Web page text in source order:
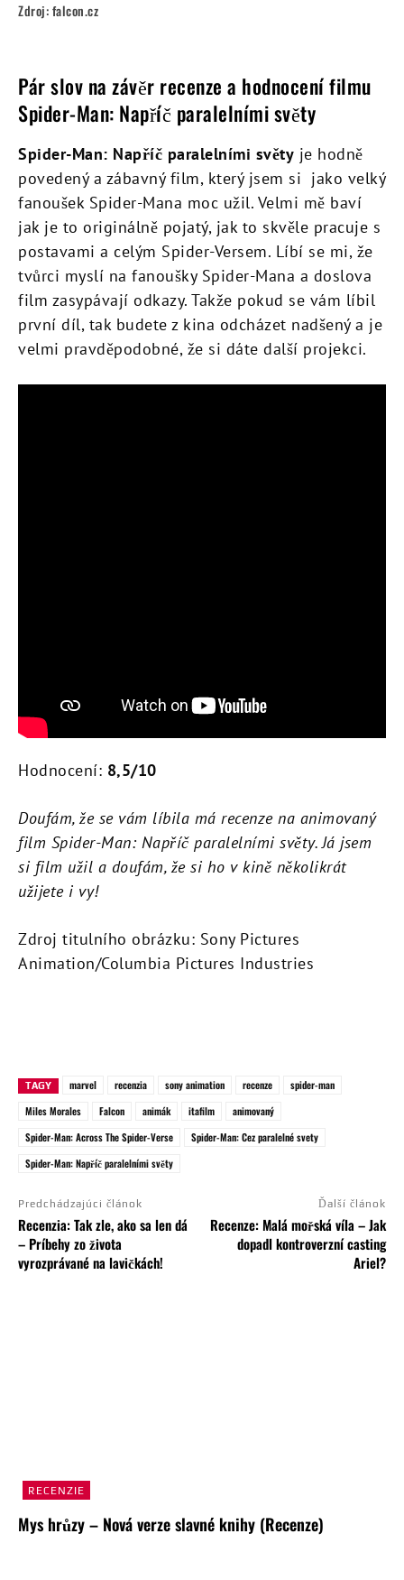
Zdroj: falcon.cz
Pár slov na závěr recenze a hodnocení filmu
Spider-Man: Napříč paralelními světy
Spider-Man: Napříč paralelními světy je hodně
povedený a zábavný film, který jsem si jako velký
fanoušek Spider-Mana moc užil. Velmi mě baví
jak je to originálně pojatý, jak to skvěle pracuje s
postavami a celým Spider-Versem. Líbí se mi, že
tvůrci myslí na fanoušky Spider-Mana a doslova
film zasypávají odkazy. Takže pokud se vám líbil
první díl, tak budete z kina odcházet nadšený a je
velmi pravděpodobné, že si dáte další projekci.
Hodnocení: 8,5/10
Doufám, že se vám líbila má recenze na animovaný
film Spider-Man: Napříč paralelními světy. Já jsem
si film užil a doufám, že si ho v kině několikrát
užijete i vy!
Zdroj titulního obrázku: Sony Pictures
Animation/Columbia Pictures Industries
TAGY marvel recenzia sony animation recenze
spider-man
Miles Morales
Falcon animák itafilm
animovaný
Spider-Man: Across The Spider-Verse
Spider-Man: Cez paralelné svety
Spider-Man: Napříč paralelními světy
Predchádzajúci článok
Recenzia: Tak zle, ako sa len dá
– Príbehy zo života
vyrozprávané na lavičkách!
Ďalší článok
Recenze: Malá mořská víla – Jak
dopadl kontroverzní casting
Ariel?
RECENZIE
Mys hrůzy – Nová verze slavné knihy (Recenze)